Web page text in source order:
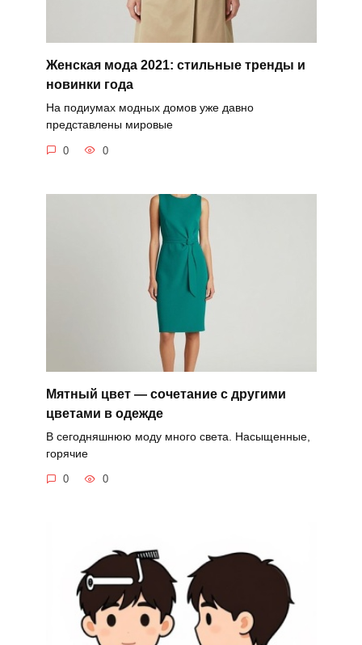
Женская мода 2021: стильные тренды и
новинки года
На подиумах модных домов уже давно
представлены мировые
0 0
Мятный цвет — сочетание с другими
цветами в одежде
В сегодняшнюю моду много света. Насыщенные,
горячие
0 0